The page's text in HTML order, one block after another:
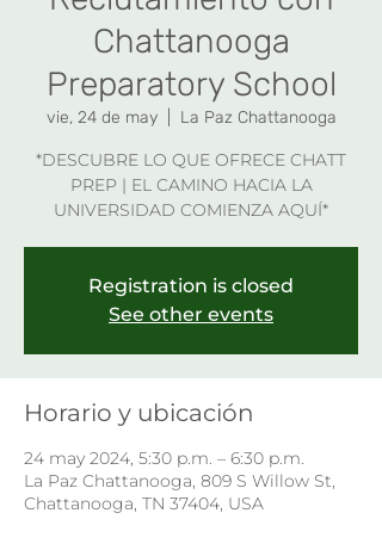
Chattanooga
Preparatory School
vie, 24 de may
  |
La Paz Chattanooga
*DESCUBRE LO QUE OFRECE CHATT
PREP | EL CAMINO HACIA LA
UNIVERSIDAD COMIENZA AQUÍ*
Registration is closed
See other events
Horario y ubicación
24 may 2024, 5:30 p.m. – 6:30 p.m.
La Paz Chattanooga, 809 S Willow St,
Chattanooga, TN 37404, USA